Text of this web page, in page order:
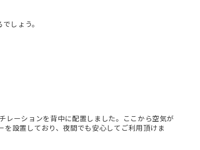
しょう。
レーションを背中に配置しました。ここから空気が
設置しており、夜間でも安心してご利用頂けま